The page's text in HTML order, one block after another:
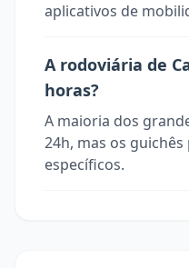
aplicativos de
A rodoviária de
horas?
A maioria dos
24h, mas os
específicos.